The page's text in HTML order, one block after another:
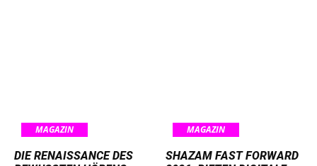
MAGAZIN
DIE RENAISSANCE DES
MAGAZIN
SHAZAM FAST FORWARD